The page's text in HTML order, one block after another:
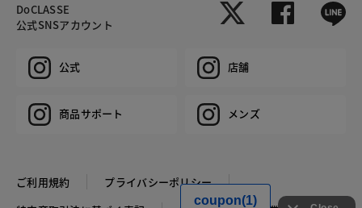
DoCLASSE
公式SNSアカウント
公式 店舗
商品サポート メンズ
ご利用規約
プライバシーポリシー